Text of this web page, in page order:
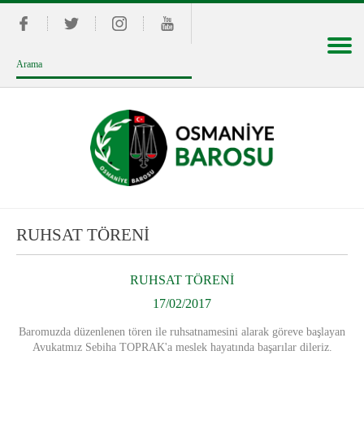
RUHSAT TÖRENİ
RUHSAT TÖRENİ
17/02/2017
Baromuzda düzenlenen tören ile ruhsatnamesini alarak göreve başlayan
Avukatmız Sebiha TOPRAK'a meslek hayatında başarılar dileriz.